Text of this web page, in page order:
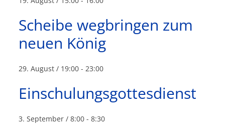
Scheibe wegbringen zum
neuen König
29. August / 19:00 - 23:00
Einschulungsgottesdienst
3. September / 8:00 -8:30